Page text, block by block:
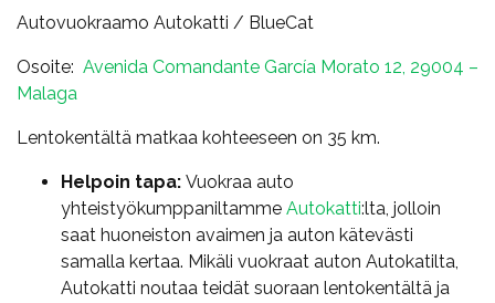
Autovuokraamo Autokatti / BlueCat
Osoite: Avenida Comandante García Morato 12, 29004 –
Malaga
Lentokentältä matkaa kohteeseen on 35 km.
Helpoin tapa: Vuokraa auto
yhteistyökumppaniltamme Autokatti:lta, jolloin
saat huoneiston avaimen ja auton kätevästi
samalla kertaa. Mikäli vuokraat auton Autokatilta,
Autokatti noutaa teidät suoraan lentokentältä ja